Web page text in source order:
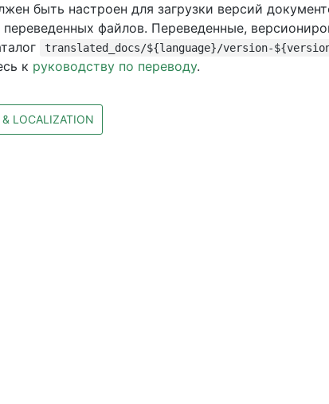
быть настроен для загрузки версий
переведенных файлов. Переведенные,
translated_docs/${language}/version-
к руководству по переводу.
LOCALIZATION